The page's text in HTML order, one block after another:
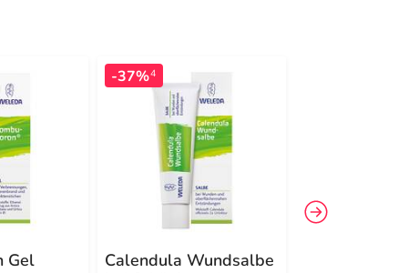
Gel
-37%4
Calendula Wundsalbe